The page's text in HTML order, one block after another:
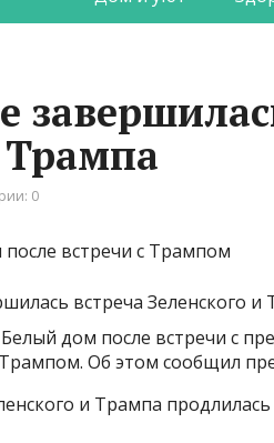
Трампа
0
встречи с Трампом
дом после встречи с
Об этом сообщил
и Трампа